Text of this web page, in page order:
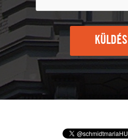
KÜLDÉS